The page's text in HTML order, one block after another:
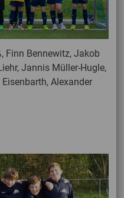
Finn Bennewitz, Jakob
Jannis Müller-Hugle,
Alexander